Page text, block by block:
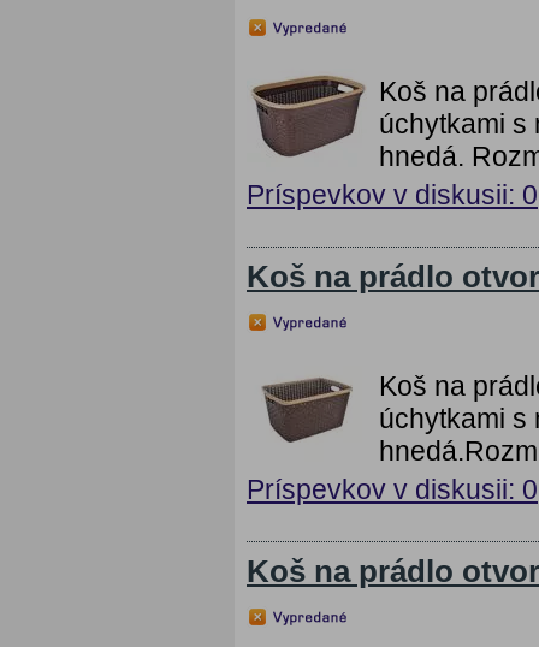
Koš na
úchytkami s
hnedá.
Príspevkov v diskusii: 0
Koš na prádlo
Koš na
úchytkami s
Príspevkov v diskusii: 0
Koš na prádlo